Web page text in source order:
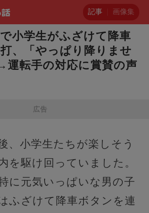
記事 画像集
小学生がふざけて降車
、「やっぱり降りませ
運転手の対応に賞賛の声
広告
、小学生たちが楽しそう
を駆け回っていました。
に元気いっぱいな男の子
ふざけて降車ボタンを連